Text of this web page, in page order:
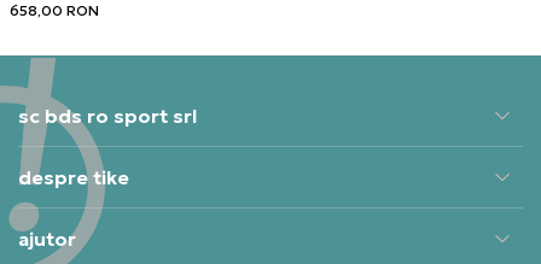
658,00 RON
sc bds ro sport srl
despre tike
ajutor